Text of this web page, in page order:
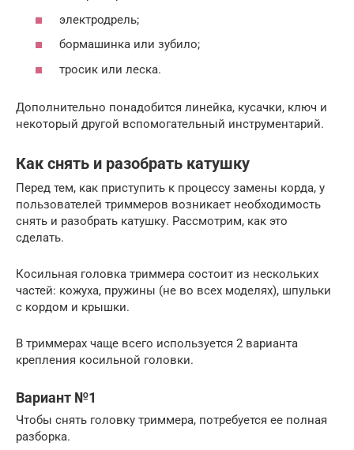
электродрель;
бормашинка или зубило;
тросик или леска.
Дополнительно понадобится линейка, кусачки, ключ и
некоторый другой вспомогательный инструментарий.
Как снять и разобрать катушку
Перед тем, как приступить к процессу замены корда, у
пользователей триммеров возникает необходимость
снять и разобрать катушку. Рассмотрим, как это
сделать.
Косильная головка триммера состоит из нескольких
частей: кожуха, пружины (не во всех моделях), шпульки
с кордом и крышки.
В триммерах чаще всего используется 2 варианта
крепления косильной головки.
Вариант №1
Чтобы снять головку триммера, потребуется ее полная
разборка.